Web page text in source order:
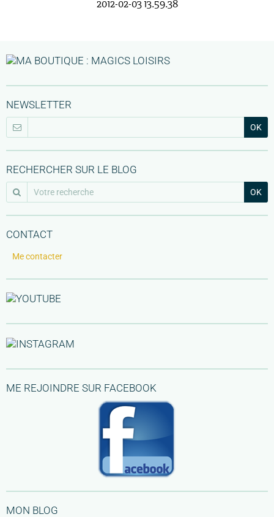
2012-02-03 13.59.38
NEWSLETTER
OK
RECHERCHER SUR LE BLOG
OK
CONTACT
Me contacter
ME REJOINDRE SUR FACEBOOK
MON BLOG